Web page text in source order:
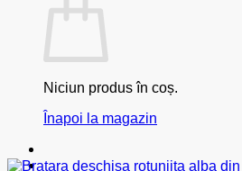
Niciun produs în coș.
Înapoi la magazin